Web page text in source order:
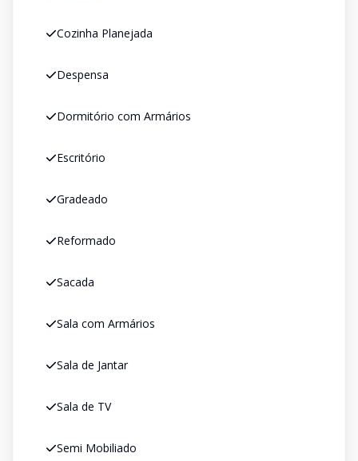
Cozinha Planejada
Despensa
Dormitório com Armários
Escritório
Gradeado
Reformado
Sacada
Sala com Armários
Sala de Jantar
Sala de TV
Semi Mobiliado